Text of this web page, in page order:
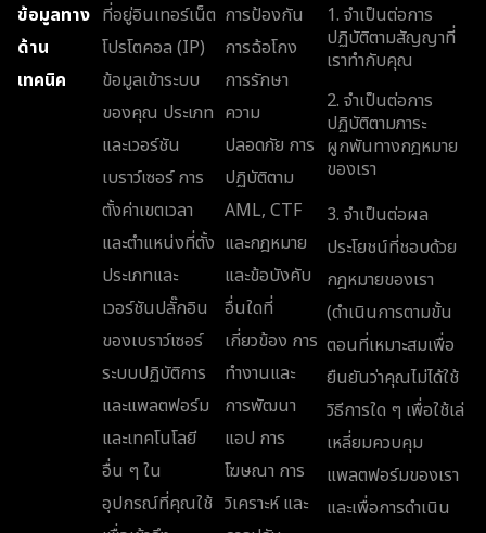
ข้อมูลทาง
ด้าน
เทคนิค
ที่อยู่อินเทอร์เน็ต
โปรโตคอล (IP)
ข้อมูลเข้าระบบ
ของคุณ ประเภท
และเวอร์ชัน
เบราว์เซอร์ การ
ตั้งค่าเขตเวลา
และตำแหน่งที่ตั้ง
ประเภทและ
เวอร์ชันปลั๊กอิน
ของเบราว์เซอร์
ระบบปฏิบัติการ
และแพลตฟอร์ม
และเทคโนโลยี
อื่น ๆ ใน
อุปกรณ์ที่คุณใช้
การป้องกัน
การฉ้อโกง
การรักษา
ความ
ปลอดภัย การ
ปฏิบัติตาม
AML, CTF
และกฎหมาย
และข้อบังคับ
อื่นใดที่
เกี่ยวข้อง การ
ทำงานและ
การพัฒนา
แอป การ
โฆษณา การ
วิเคราะห์ และ
1. จำเป็นต่อการ
ปฏิบัติตามสัญญาที่
เราทำกับคุณ
2. จำเป็นต่อการ
ปฏิบัติตามภาระ
ผูกพันทางกฎหมาย
ของเรา
3. จำเป็นต่อผล
ประโยชน์ที่ชอบด้วย
กฎหมายของเรา
(ดำเนินการตามขั้น
ตอนที่เหมาะสมเพื่อ
ยืนยันว่าคุณไม่ได้ใช้
วิธีการใด ๆ เพื่อใช้เล่
เหลี่ยมควบคุม
แพลตฟอร์มของเรา
และเพื่อการดำเนิน